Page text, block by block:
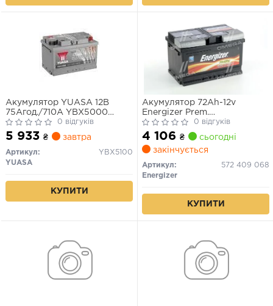
Акумулятор YUASA 12В
75Агод./710А YBX5000
Silver High Performance SMF
(R+ стандартні) 278x175x175
B13 - монтажний фланець
10.5мм (пусковий)
0 відгуків
5 933 ₴ завтра
Артикул:
YBX5100
YUASA
КУПИТИ
Акумулятор 72Ah-12v
Energizer Prem.
(278х175х175), R, EN680
0 відгуків
4 106 ₴
сьогодні
закінчується
Артикул:
572 409 068
Energizer
КУПИТИ